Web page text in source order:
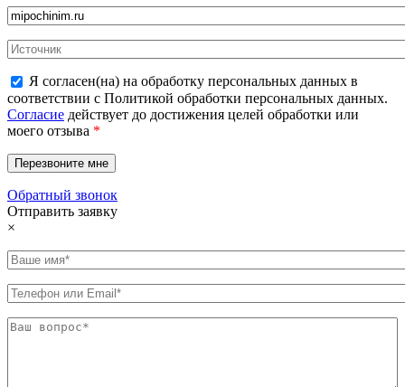
Я согласен(на) на обработку персональных данных в
соответствии с Политикой обработки персональных данных.
Согласие действует до достижения целей обработки или
моего отзыва *
Обратный звонок
Отправить заявку
×